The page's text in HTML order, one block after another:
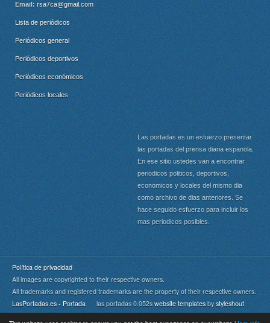
Email: rsa7ca@gmail.com
Lista de periódicos
Periódicos general
Periódicos deportivos
Periódicos económicos
Periódicos locales
Las portadas es un esfuerzo presentar
las portadas del prensa diaria espanola.
En ese sitio ustedes van a encontrar
periodicos politicos, deportivos,
economicos y locales del mismo dia
como archivo de dias anteriores. Se
hace seguido esfuerzo para incluir los
mas periodicos posibles.
Política de privacidad
All images are copyrighted to their respective owners.
All trademarks and registered trademarks are the property of their respective owners.
LasPortadas.es - Portada las portadas 0.052s website templates bystyleshout